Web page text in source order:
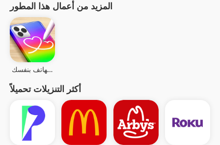
المزيد من أعمال هذا المطور
صنع جراب الهاتف بنفسك
أكثر التنزيلات تحميلاً